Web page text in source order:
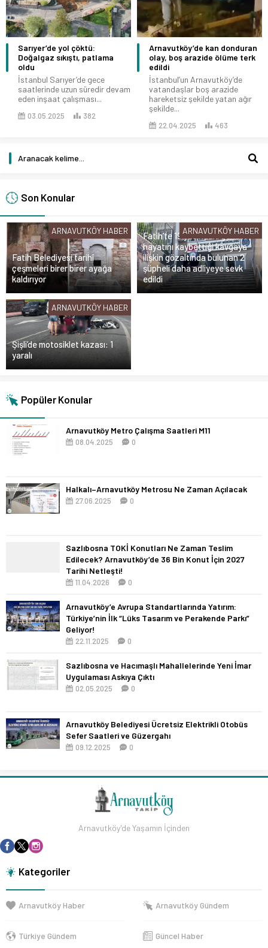
Sarıyer’de yol çöktü:
Doğalgaz sıkıştı, patlama
oldu
İstanbul Sarıyer’de gece
saatlerinde uzun süredir devam
eden inşaat çalışması...
03.05.2025 382
Arnavutköy’de kan donduran
olay, boş arazide ölüme terk
edildi
İstanbul’un Arnavutköy’de
vatandaşlar boş arazide
hareketsiz şekilde yatan ağır
şekilde...
22.04.2025 463
Son Konular
ARNAVUTKÖY HABER
Fatih Belediyesi tarihî
çeşmeleri birer birer ayağa
kaldırıyor
ARNAVUTKÖY HABER
Fatih’te 19 yaşındaki gencin
hayatını kaybettiği kavgaya
ilişkin gözaltında bulunan 2
şüpheli daha adliyeye sevk
edildi
ARNAVUTKÖY HABER
Şişli’de motosiklet kazası: 1
yaralı
Popüler Konular
Arnavutköy Metro Çalışma Saatleri M11
08.04.2025 0
Halkalı–Arnavutköy Metrosu Ne Zaman Açılacak
27.06.2025 0
Sazlıbosna TOKİ Konutları Ne Zaman Teslim
Edilecek? Arnavutköy’de 36 Bin Konut İçin 2027
Tarihi Netleşti!
11.04.2026 0
Arnavutköy’e Avrupa Standartlarında Yatırım:
Türkiye’nin İlk “Lüks Tasarım ve Perakende Parkı”
Geliyor!
22.11.2025 0
Sazlıbosna ve Hacımaşlı Mahallelerinde Yeni İmar
Uygulaması Askıya Çıktı
02.05.2025 0
Arnavutköy Belediyesi Ücretsiz Elektrikli Otobüs
Sefer Saatleri ve Güzergahı
09.12.2025 0
Arnavutköy'de Yaşamın İçinden
Kategoriler
Arnavutköy Haber Arnavutköy Gündem
Türkiye Gündem Güncel Haber